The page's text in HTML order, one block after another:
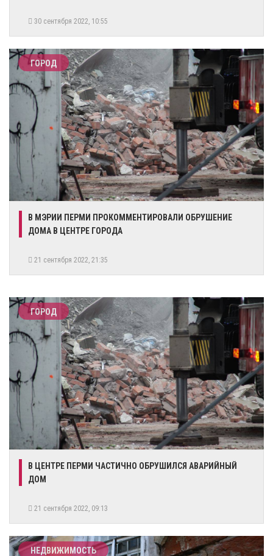
30 сентября 2022, 10:55
ГОРОД
​В МЭРИИ ПЕРМИ ПРОКОММЕНТИРОВАЛИ ОБРУШЕНИЕ
ДОМА В ЦЕНТРЕ ГОРОДА
21 сентября 2022, 21:35
ГОРОД
​В ЦЕНТРЕ ПЕРМИ ЧАСТИЧНО ОБРУШИЛСЯ АВАРИЙНЫЙ
ДОМ
21 сентября 2022, 09:13
НЕДВИЖИМОСТЬ